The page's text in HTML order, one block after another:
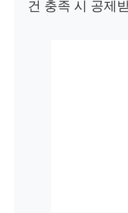
건 충족 시 공제